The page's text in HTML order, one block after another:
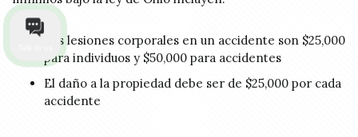
Las lesiones corporales en un accidente son $25,000
para individuos y $50,000 para accidentes
El daño a la propiedad debe ser de $25,000 por cada
accidente